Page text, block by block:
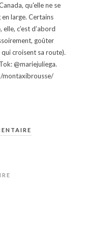
qu'elle ne se
large. Certains
c’est d’abord
goûter
croisent sa route).
@mariejuliega.
montaxibrousse/